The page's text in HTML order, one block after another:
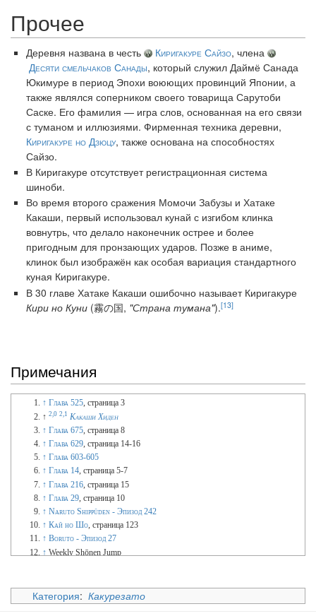
Прочее
Деревня названа в честь Киригакуре Сайзо, члена
Десяти смельчаков Санады, который служил Даймё Санада
Юкимуре в период Эпохи воюющих провинций Японии, а
также являлся соперником своего товарища Сарутоби
Саске. Его фамилия — игра слов, основанная на его связи
с туманом и иллюзиями. Фирменная техника деревни,
Киригакуре но Дзюцу, также основана на способностях
Сайзо.
В Киригакуре отсутствует регистрационная система
шиноби.
Во время второго сражения Момочи Забузы и Хатаке
Какаши, первый использовал кунай с изгибом клинка
вовнутрь, что делало наконечник острее и более
пригодным для пронзающих ударов. Позже в аниме,
клинок был изображён как особая вариация стандартного
куная Киригакуре.
В 30 главе Хатаке Какаши ошибочно называет Киригакуре
Кири но Куни (霧の国, "Страна тумана").[13]
Примечания
↑ Глава 525, страница 3
↑2,0 2,1 Какаши Хиден
↑ Глава 675, страница 8
↑ Глава 629, страница 14-16
↑ Глава 603-605
↑ Глава 14, страница 5-7
↑ Глава 216 , страница 15
↑ Глава 29 , страница 10
↑ Naruto Shippūden - Эпизод 242
↑ Кай но Шо, страница 123
↑ Boruto - Эпизод 27
↑ Weekly Shōnen Jump
Категория: Какурезато